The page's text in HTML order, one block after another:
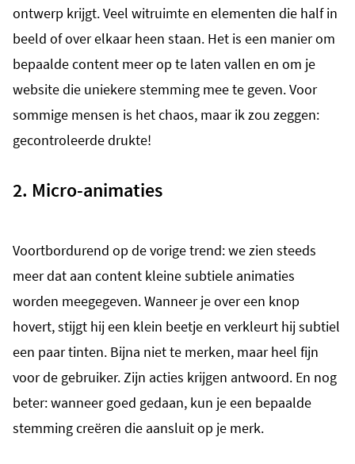
ontwerp krijgt. Veel witruimte en elementen die half in
beeld of over elkaar heen staan. Het is een manier om
bepaalde content meer op te laten vallen en om je
website die uniekere stemming mee te geven. Voor
sommige mensen is het chaos, maar ik zou zeggen:
gecontroleerde drukte!
2. Micro-animaties
Voortbordurend op de vorige trend: we zien steeds
meer dat aan content kleine subtiele animaties
worden meegegeven. Wanneer je over een knop
hovert, stijgt hij een klein beetje en verkleurt hij subtiel
een paar tinten. Bijna niet te merken, maar heel fijn
voor de gebruiker. Zijn acties krijgen antwoord. En nog
beter: wanneer goed gedaan, kun je een bepaalde
stemming creëren die aansluit op je merk.